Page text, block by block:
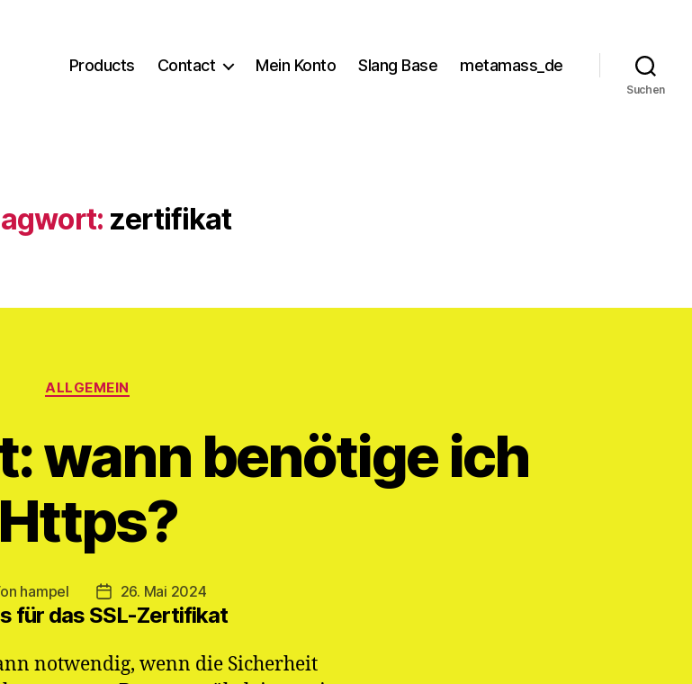
Products Contact Mein Konto Slang Base metamass_de
Suchen
zertifikat
Kategorien
ALLGEMEIN
wann benötige ich
Https?
hampel Veröffentlichungsdatum
26. Mai 2024
für das SSL-Zertifikat
notwendig, wenn die Sicherheit